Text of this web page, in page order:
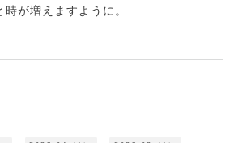
が増えますように。